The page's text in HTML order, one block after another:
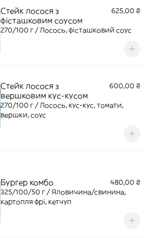
Стейк лосося з
фісташковим соусом
625,00 ₴
270/100 г / Лосось, фісташковий соус
Стейк лосося з
вершковим кус-кусом
600,00 ₴
270/100 г / Лосось, кус-кус, томати,
вершки, соус
Бургер комбо
480,00 ₴
325/100/50 г / Яловичина/свинина,
картопля фрі, кетчуп